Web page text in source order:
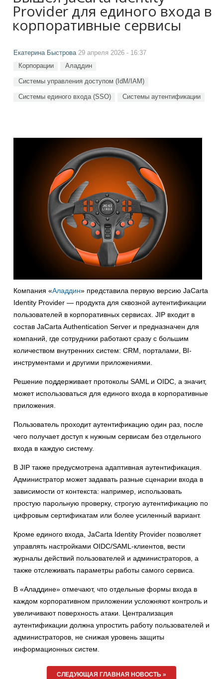
Provider для единого входа в
корпоративные сервисы
Екатерина Быстрова29 апреля 2026 - 16:37
Корпорации Аладдин
Системы управления доступом (IdM/IAM)
Системы единого входа (SSO) Системы аутентификации
Компания «Аладдин» представила первую версию JaCarta
Identity Provider — продукта для сквозной аутентификации
пользователей в корпоративных сервисах. JIP входит в
состав JaCarta Authentication Server и предназначен для
компаний, где сотрудники работают сразу с большим
количеством внутренних систем: CRM, порталами, BI-
инструментами и другими приложениями.
Решение поддерживает протоколы SAML и OIDC, а значит,
может использоваться для единого входа в корпоративные
приложения.
Пользователь проходит аутентификацию один раз, после
чего получает доступ к нужным сервисам без отдельного
входа в каждую систему.
В JIP также предусмотрена адаптивная аутентификация.
Администратор может задавать разные сценарии входа в
зависимости от контекста: например, использовать
простую парольную проверку, строгую аутентификацию по
цифровым сертификатам или более усиленный вариант.
Кроме единого входа, JaCarta Identity Provider позволяет
управлять настройками OIDC/SAML-клиентов, вести
журналы действий пользователей и администраторов, а
также отслеживать параметры работы самого сервиса.
В «Аладдине» отмечают, что отдельные формы входа в
каждом корпоративном приложении усложняют контроль и
увеличивают поверхность атаки. Централизация
аутентификации должна упростить работу пользователей и
администраторов, не снижая уровень защиты
информационных систем.
СЛЕДУЮЩАЯ ГЛАВНАЯ НОВОСТЬ »